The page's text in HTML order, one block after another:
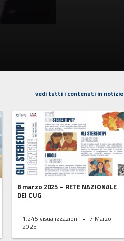
vedi tutti i contenuti in notizie
8 marzo 2025 – RETE NAZIONALE
DEI CUG
1,245 visualizzazioni
7 Marzo
2025